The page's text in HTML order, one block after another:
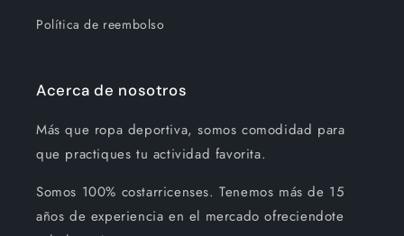
Política de reembolso
Acerca de nosotros
Más que ropa deportiva, somos comodidad para
que practiques tu actividad favorita.
Somos 100% costarricenses. Tenemos más de 15
años de experiencia en el mercado ofreciendote